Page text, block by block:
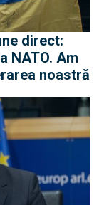
direct:
NATO. Am
noastră